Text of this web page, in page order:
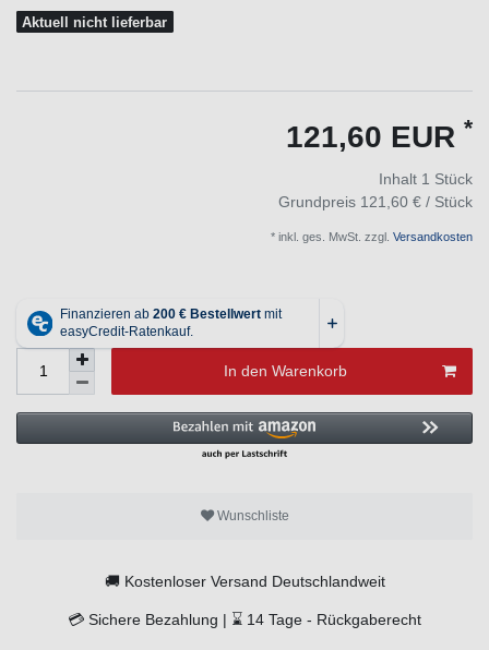
Aktuell nicht lieferbar
121,60 EUR *
Inhalt 1 Stück
Grundpreis 121,60 € / Stück
* inkl. ges. MwSt. zzgl. Versandkosten
In den Warenkorb
Wunschliste
🚚 Kostenloser Versand Deutschlandweit
💳 Sichere Bezahlung | ⌛ 14 Tage - Rückgaberecht